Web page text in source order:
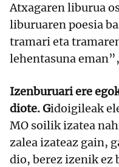
Atxagaren liburua
liburuaren poesia
tramari eta
lehentasuna
Izenburuari ere
diote. Gidoigileak
MO soilik izatea
zalea izateaz gain,
dio, berez izenik ez